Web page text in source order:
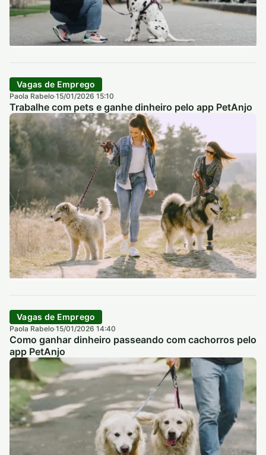
Vagas de Emprego
Paola Rabelo·15/01/2026 15:10
Trabalhe com pets e ganhe dinheiro pelo app PetAnjo
Vagas de Emprego
Paola Rabelo·15/01/2026 14:40
Como ganhar dinheiro passeando com cachorros pelo
app PetAnjo